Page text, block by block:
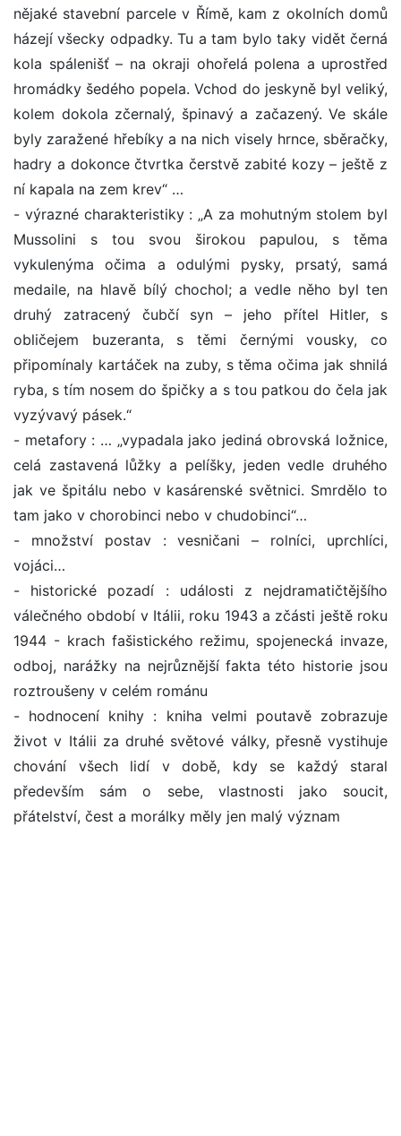
nějaké stavební parcele v Římě, kam z okolních domů
házejí všecky odpadky. Tu a tam bylo taky vidět černá
kola spálenišť – na okraji ohořelá polena a uprostřed
hromádky šedého popela. Vchod do jeskyně byl veliký,
kolem dokola zčernalý, špinavý a začazený. Ve skále
byly zaražené hřebíky a na nich visely hrnce, sběračky,
hadry a dokonce čtvrtka čerstvě zabité kozy – ještě z
ní kapala na zem krev“ …
- výrazné charakteristiky : „A za mohutným stolem byl
Mussolini s tou svou širokou papulou, s těma
vykulenýma očima a odulými pysky, prsatý, samá
medaile, na hlavě bílý chochol; a vedle něho byl ten
druhý zatracený čubčí syn – jeho přítel Hitler, s
obličejem buzeranta, s těmi černými vousky, co
připomínaly kartáček na zuby, s těma očima jak shnilá
ryba, s tím nosem do špičky a s tou patkou do čela jak
vyzývavý pásek.“
- metafory : … „vypadala jako jediná obrovská ložnice,
celá zastavená lůžky a pelíšky, jeden vedle druhého
jak ve špitálu nebo v kasárenské světnici. Smrdělo to
tam jako v chorobinci nebo v chudobinci“…
- množství postav : vesničani – rolníci, uprchlíci,
vojáci…
- historické pozadí : události z nejdramatičtějšího
válečného období v Itálii, roku 1943 a zčásti ještě roku
1944 - krach fašistického režimu, spojenecká invaze,
odboj, narážky na nejrůznější fakta této historie jsou
roztroušeny v celém románu
- hodnocení knihy : kniha velmi poutavě zobrazuje
život v Itálii za druhé světové války, přesně vystihuje
chování všech lidí v době, kdy se každý staral
především sám o sebe, vlastnosti jako soucit,
přátelství, čest a morálky měly jen malý význam